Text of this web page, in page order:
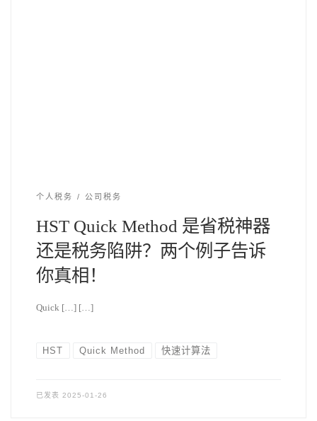
个人税务 公司税务
HST Quick Method 是省税神器
还是税务陷阱？两个例子告诉
你真相！
Quick […] […]
HST Quick Method 快速计算法
已发表 2025-01-26